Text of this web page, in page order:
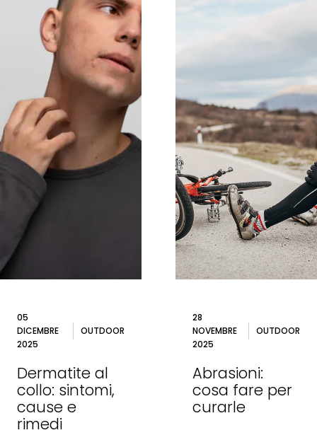
05
DICEMBRE
2025
OUTDOOR
Dermatite al
collo: sintomi,
cause e
rimedi
28
NOVEMBRE
2025
OUTDOOR
Abrasioni:
cosa fare per
curarle